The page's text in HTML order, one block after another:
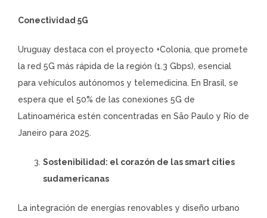
Conectividad 5G
Uruguay destaca con el proyecto +Colonia, que promete
la red 5G más rápida de la región (1.3 Gbps), esencial
para vehículos autónomos y telemedicina. En Brasil, se
espera que el 50% de las conexiones 5G de
Latinoamérica estén concentradas en São Paulo y Río de
Janeiro para 2025.
Sostenibilidad: el corazón de las smart cities
sudamericanas
La integración de energías renovables y diseño urbano